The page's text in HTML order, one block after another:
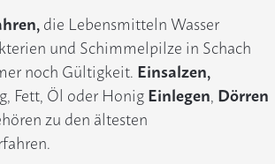
die Lebensmitteln Wasser
und Schimmelpilze in Schach
noch Gültigkeit. Einsalzen,
Fett, Öl oder HonigEinlegen, Dörren
zu den ältesten